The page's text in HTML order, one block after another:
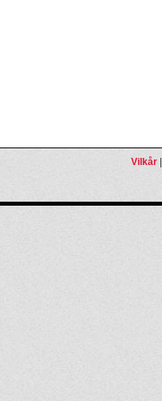
Vilkår